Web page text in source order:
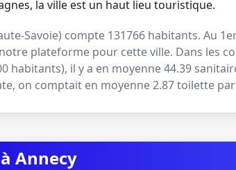
la ville est un haut lieu touristique.
Savoie) compte 131766 habitants. Au
plateforme pour cette ville. Dans les
habitants), il y a en moyenne44.39
on comptait en moyenne2.87toilette
Annecy